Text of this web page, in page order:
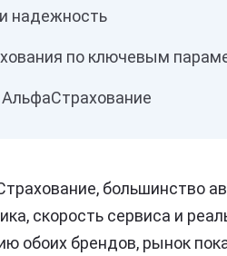
надежность
по ключевым
большинство
скорость сервиса и
обоих брендов, рынок